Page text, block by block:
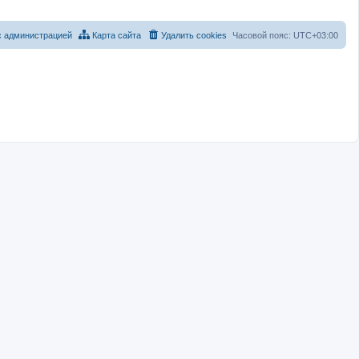
Часовой пояс: UTC+03:00
Удалить cookies
Карта сайта
администрацией